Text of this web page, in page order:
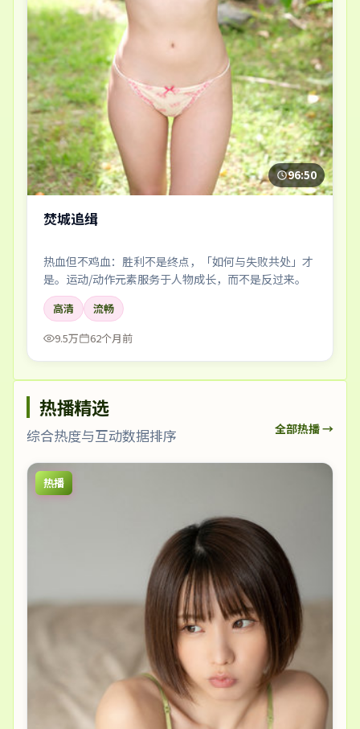
96:50
焚城追缉
热血但不鸡血：胜利不是终点，「如何与失败共处」才
是。运动/动作元素服务于人物成长，而不是反过来。
高清
流畅
9.5万
62个月前
热播精选
综合热度与互动数据排序 全部热播 →
热播